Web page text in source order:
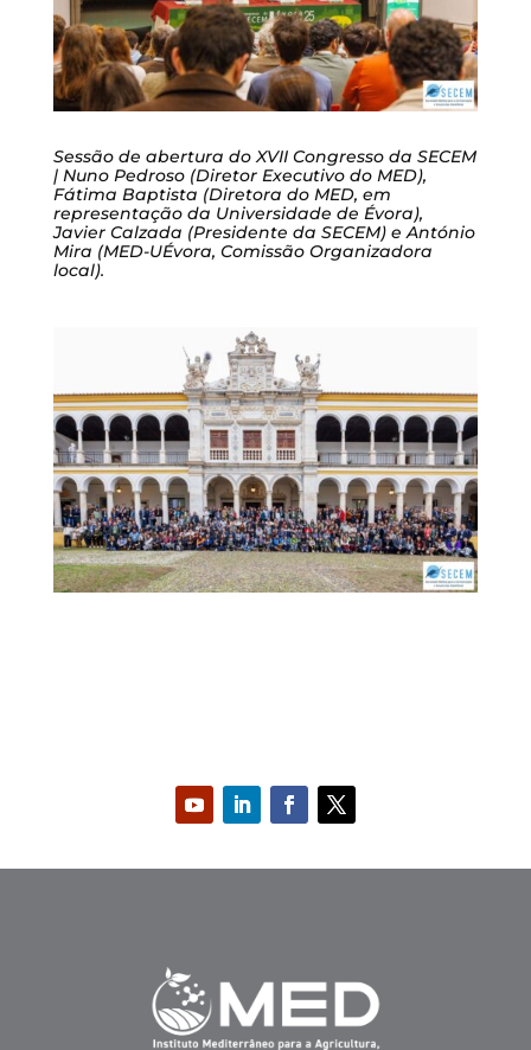
Sessão de abertura do XVII Congresso da SECEM
| Nuno Pedroso (Diretor Executivo do MED),
Fátima Baptista (Diretora do MED, em
representação da Universidade de Évora),
Javier Calzada (Presidente da SECEM) e António
Mira (MED-UÉvora, Comissão Organizadora
local).